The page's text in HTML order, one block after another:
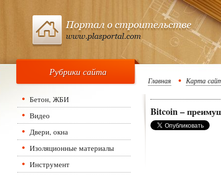
Рубрики сайта
Бетон, ЖБИ
Видео
Двери, окна
Изоляционные материалы
Инструмент
Главная Карта
Bitcoin –